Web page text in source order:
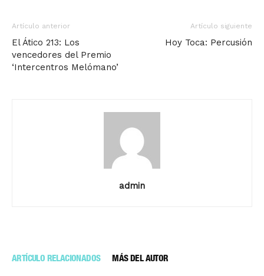
Artículo anterior
El Ático 213: Los
vencedores del Premio
‘Intercentros Melómano’
Artículo siguiente
Hoy Toca: Percusión
admin
ARTÍCULO RELACIONADOS MÁS DEL AUTOR